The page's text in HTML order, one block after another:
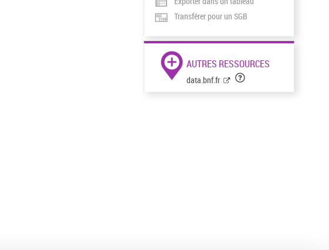
Transférer pour un SGB
AUTRES RESSOURCES
data.bnf.fr